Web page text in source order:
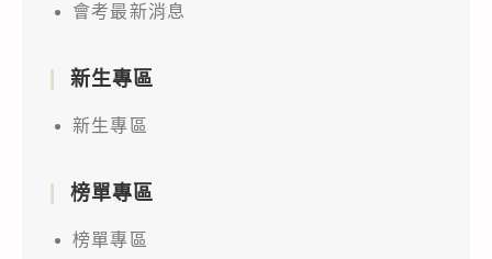
會考最新消息
新生專區
新生專區
榜單專區
榜單專區